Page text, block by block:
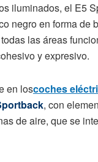
iluminados, el E5
negro en forma de
las áreas
y expresivo.
en loscoches
, con
de aire, que se